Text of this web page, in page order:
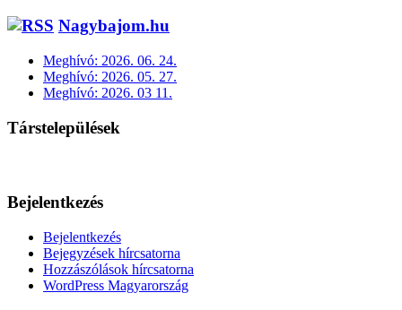
Nagybajom.hu
Meghívó: 2026. 06. 24.
Meghívó: 2026. 05. 27.
Meghívó: 2026. 03 11.
Társtelepülések
Bejelentkezés
Bejelentkezés
Bejegyzések hírcsatorna
Hozzászólások hírcsatorna
WordPress Magyarország